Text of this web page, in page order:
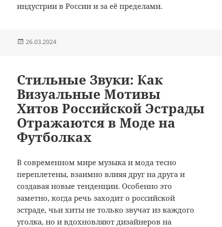
индустрии в России и за её пределами.
Опубликовано
26.03.2024
Стильные Звуки: Как
Визуальные Мотивы
Хитов Российской Эстрады
Отражаются в Моде на
Футболках
В современном мире музыка и мода тесно
переплетены, взаимно влияя друг на друга и
создавая новые тенденции. Особенно это
заметно, когда речь заходит о российской
эстраде, чьи хиты не только звучат из каждого
уголка, но и вдохновляют дизайнеров на